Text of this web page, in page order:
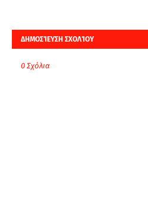
ΔΗΜΟΣΊΕΥΣΗ ΣΧΟΛΊΟΥ
0 Σχόλια